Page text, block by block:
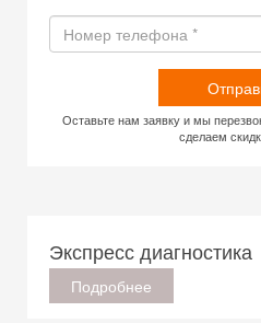
Оставьте нам заявку и мы
сделаем
Экспресс диагностика
Подробнее